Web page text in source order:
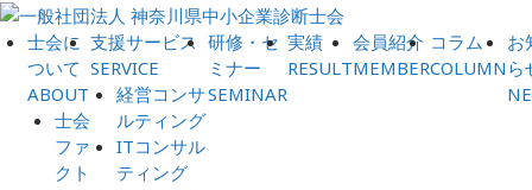
士会に
ついて
ABOUT
士会
ファ
クト
支援サービス
SERVICE
経営コンサ
ルティング
ITコンサル
ティング
研修・セ
ミナー
SEMINAR
実績
RESULT
会員紹介
MEMBER
コラム
COLUMN
お
ら